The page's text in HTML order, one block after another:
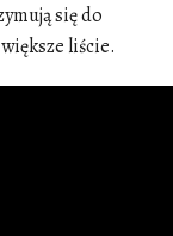
się do
liście.